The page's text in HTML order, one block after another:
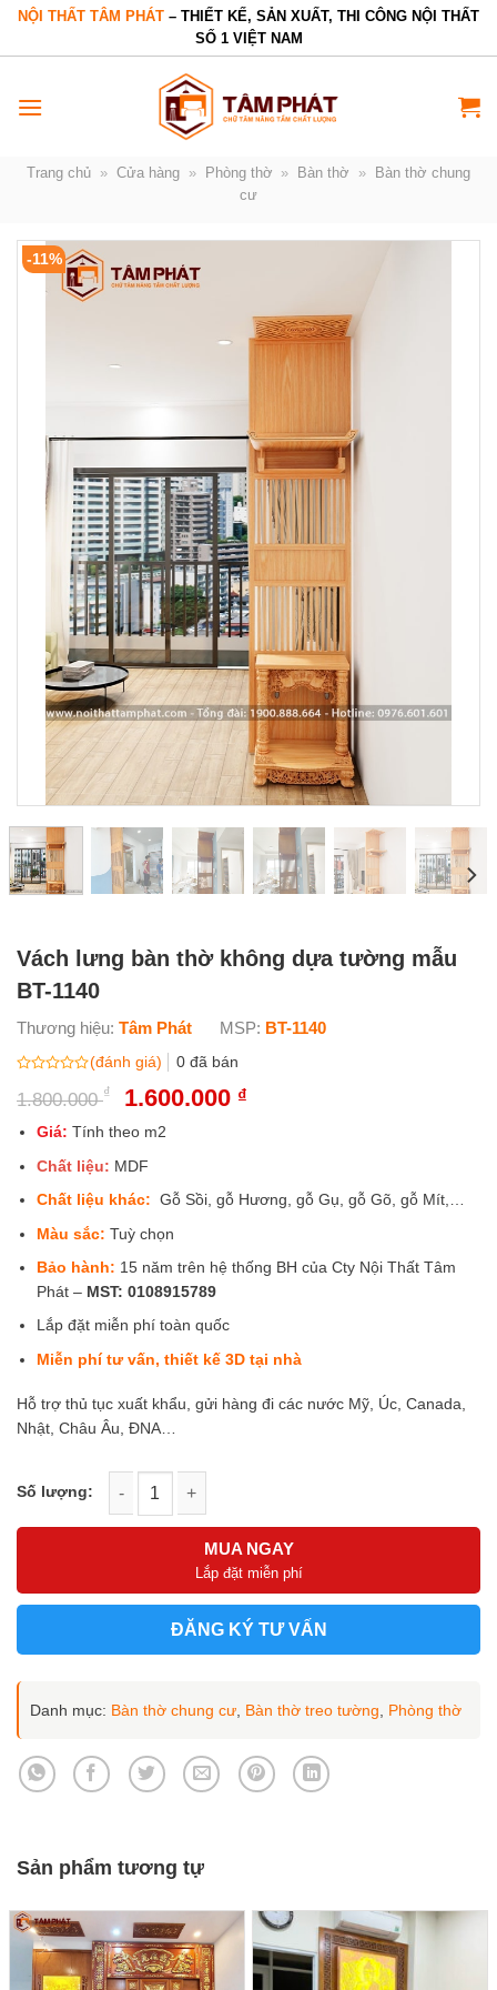
Bỏ
dung
NỘI THẤT TÂM PHÁT – THIẾT KẾ, SẢN XUẤT, THI CÔNG NỘI THẤT
SỐ 1 VIỆT NAM
Trang chủ » Cửa hàng » Phòng thờ » Bàn thờ »
Bàn thờ chung
cư
-11%
Vách lưng bàn thờ không dựa tường mẫu
BT-1140
Thương hiệu: Tâm Phát MSP: BT-1140
xếp
(đánh giá) 0đã bán
1.800.000₫
Giá
gốc
là:
1.600.000 ₫Giá
Giá: Tính theo m2
Chất liệu: MDF
Chất liệu khác: Gỗ Sồi, gỗ Hương, gỗ Gụ, gỗ Gõ, gỗ Mít,…
Màu sắc: Tuỳ chọn
Bảo hành: 15 năm trên hệ thống BH của Cty Nội Thất Tâm
Phát – MST: 0108915789
Lắp đặt miễn phí toàn quốc
Miễn phí tư vấn, thiết kế 3D tại nhà
Hỗ trợ thủ tục xuất khẩu, gửi hàng đi các nước Mỹ, Úc, Canada,
Nhật, Châu Âu, ĐNA…
Vách lưng bàn thờ không dựa tường mẫu BT-1140 số lượng
MUA NGAY
Lắp đặt miễn phí
ĐĂNG KÝ TƯ VẤN
Danh mục: Bàn thờ chung cư, Bàn thờ treo tường, Phòng thờ
Sản phẩm tương tự